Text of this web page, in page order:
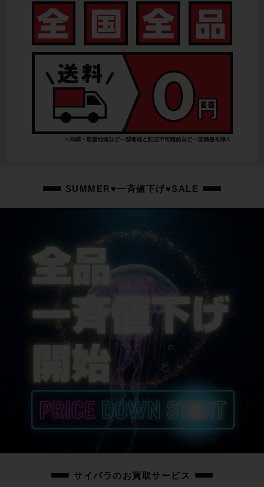
リアディレイラー
RD-RX817
CS-M51000/11-42T
ブレーキキャリパー
シートポスト
CINELLI
中古：B（使用感少な目/小キズ、ヨゴレ少々）
こちらの自転車は以下の確認を行っております。
変速：正常に動作します。
ブレーキ：正常に動作します。
上記以外の確認とメンテナンスは行っておりません。
SUMMER♥一斉値下げ♥SALE
サイパラのお買取サービス